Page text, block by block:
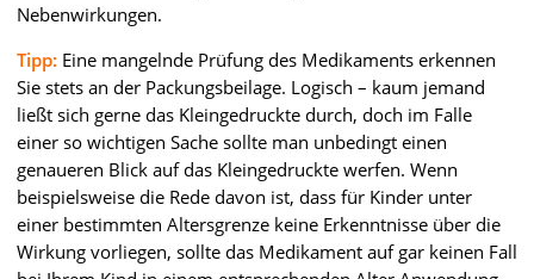
Nebenwirkungen.
Tipp: Eine mangelnde Prüfung des Medikaments erkennen
Sie stets an der Packungsbeilage. Logisch – kaum jemand
ließt sich gerne das Kleingedruckte durch, doch im Falle
einer so wichtigen Sache sollte man unbedingt einen
genaueren Blick auf das Kleingedruckte werfen. Wenn
beispielsweise die Rede davon ist, dass für Kinder unter
einer bestimmten Altersgrenze keine Erkenntnisse über die
Wirkung vorliegen, sollte das Medikament auf gar keinen Fall